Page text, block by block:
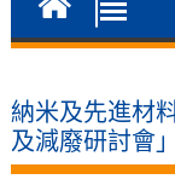
納米及先進材
及減廢研討會